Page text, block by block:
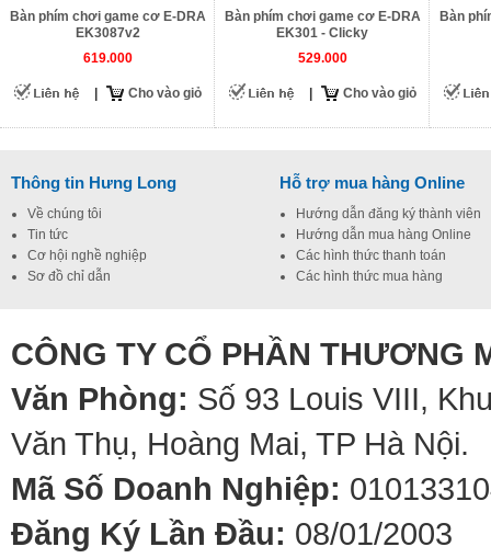
Bàn phím chơi game cơ E-DRA
EK3087v2
619.000
Cho vào giỏ
Bàn phím chơi game cơ E-DRA
EK301 - Clicky
529.000
Cho vào giỏ
Bàn
Thông tin Hưng Long
Về chúng tôi
Tin tức
Cơ hội nghề nghiệp
Sơ đồ chỉ dẫn
Hỗ trợ mua hàng Online
Hướng dẫn đăng ký thành viên
Hướng dẫn mua hàng Online
Các hình thức thanh toán
Các hình thức mua hàng
CÔNG TY CỔ PHẦN THƯƠNG
Văn Phòng: Số 93 Louis VIII,
Văn Thụ, Hoàng Mai, TP Hà Nội.
Mã Số Doanh Nghiệp:
Đăng Ký Lần Đầu: 08/01/2003